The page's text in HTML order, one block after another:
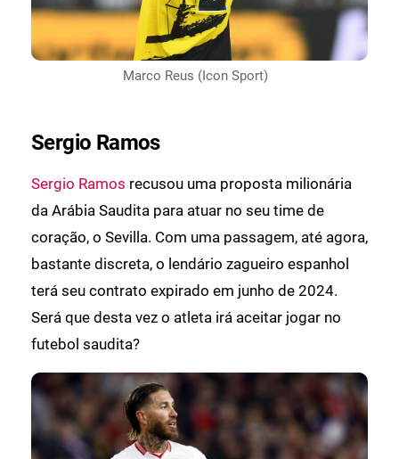
Marco Reus (Icon Sport)
Sergio Ramos
Sergio Ramos recusou uma proposta milionária
da Arábia Saudita para atuar no seu time de
coração, o Sevilla. Com uma passagem, até agora,
bastante discreta, o lendário zagueiro espanhol
terá seu contrato expirado em junho de 2024.
Será que desta vez o atleta irá aceitar jogar no
futebol saudita?